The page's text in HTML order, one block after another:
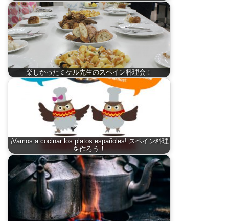
楽しかったミケル先生のスペイン料理会！
¡Vamos a cocinar los platos españoles! スペイン料理
を作ろう！